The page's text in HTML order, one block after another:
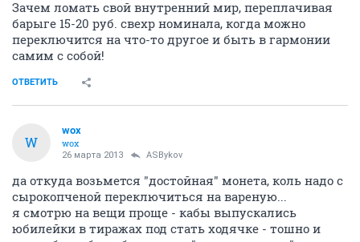
Зачем ломать свой внутренний мир, переплачивая
барыге 15-20 руб. свехр номинала, когда можно
переключится на что-то другое и быть в гармонии
самим с собой!
ОТВЕТИТЬ
W
wox
wox
26 марта 2013 ASBykov
да откуда возьмется "достойная" монета, коль надо с
сырокопченой переключиться на вареную...
я смотрю на вещи проще - кабы выпускались
юбилейки в тиражах под стать ходячке - тошно и